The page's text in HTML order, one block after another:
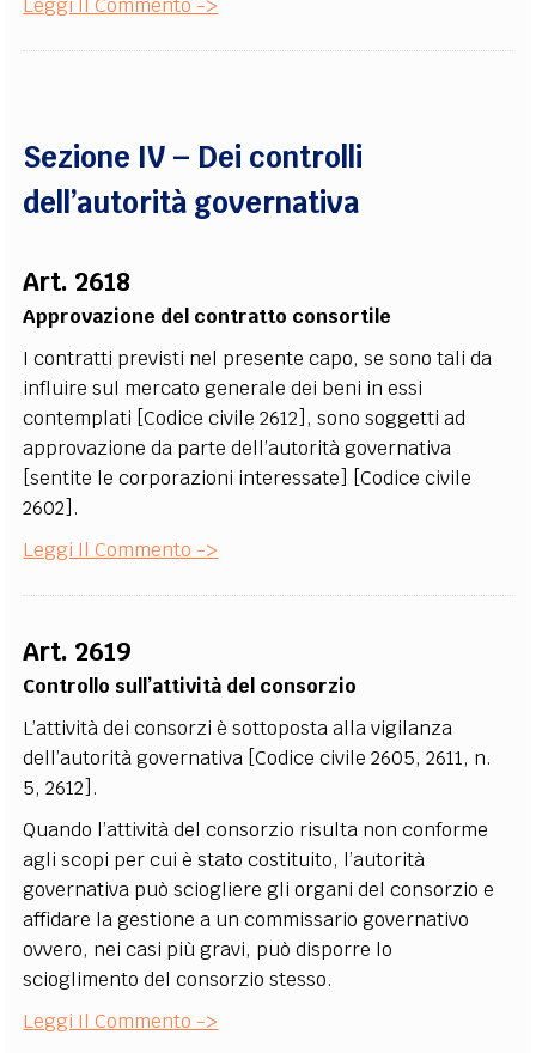
Leggi Il Commento ->
Sezione IV – Dei controlli
dell’autorità governativa
Art. 2618
Approvazione del contratto consortile
I contratti previsti nel presente capo, se sono tali da
influire sul mercato generale dei beni in essi
contemplati [Codice civile 2612], sono soggetti ad
approvazione da parte dell’autorità governativa
[sentite le corporazioni interessate] [Codice civile
2602].
Leggi Il Commento ->
Art. 2619
Controllo sull’attività del consorzio
L’attività dei consorzi è sottoposta alla vigilanza
dell’autorità governativa [Codice civile 2605, 2611, n.
5, 2612].
Quando l’attività del consorzio risulta non conforme
agli scopi per cui è stato costituito, l’autorità
governativa può sciogliere gli organi del consorzio e
affidare la gestione a un commissario governativo
ovvero, nei casi più gravi, può disporre lo
scioglimento del consorzio stesso.
Leggi Il Commento ->